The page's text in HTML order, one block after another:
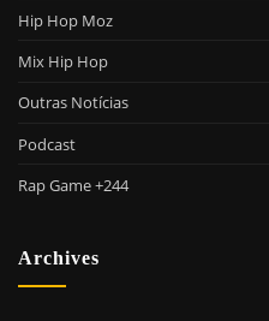
Hip Hop Moz
Mix Hip Hop
Outras Notícias
Podcast
Rap Game +244
Archives